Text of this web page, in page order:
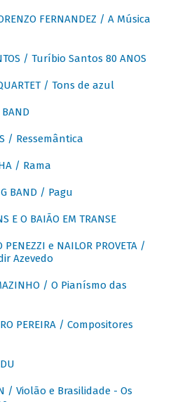
FERNANDEZ / A Música
/ Turíbio Santos 80 ANOS
/ Tons de azul
BAND
/ Ressemântica
/ Rama
BAND / Pagu
E O BAIÃO EM TRANSE
PENEZZI e NAILOR PROVETA /
Azevedo
/ O Pianísmo das
PEREIRA / Compositores
/ Violão e Brasilidade - Os